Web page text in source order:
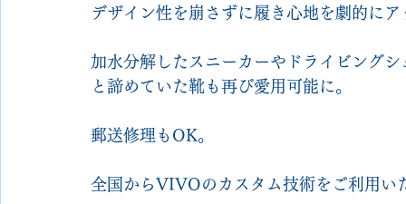
デザイン性を崩さずに履き心地を劇的に
加水分解したスニーカーやドライビング
と諦めていた靴も再び愛用可能に。
郵送修理もOK。
全国からVIVOのカスタム技術をご利用い